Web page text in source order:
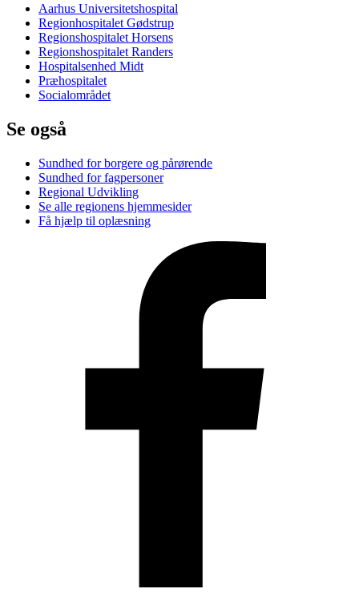
Aarhus Universitetshospital
Regionhospitalet Gødstrup
Regionshospitalet Horsens
Regionshospitalet Randers
Hospitalsenhed Midt
Præhospitalet
Socialområdet
Se også
Sundhed for borgere og pårørende
Sundhed for fagpersoner
Regional Udvikling
Se alle regionens hjemmesider
Få hjælp til oplæsning